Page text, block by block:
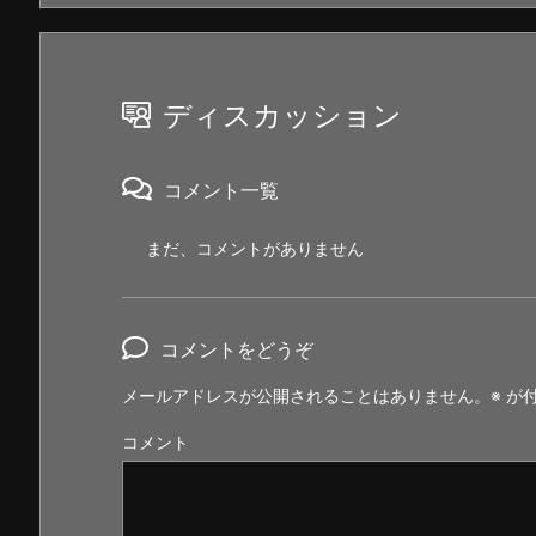
ディスカッション
コメント一覧
まだ、コメントがありません
コメントをどうぞ
メールアドレスが公開されることはありません。 ※ が
コメント